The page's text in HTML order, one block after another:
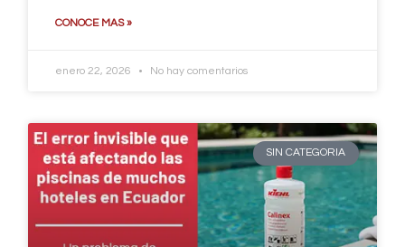
CONOCE MAS »
enero 22, 2026 No hay comentarios
SIN CATEGORIA